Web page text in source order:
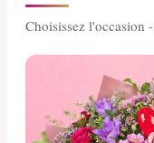
Choisissez l'occasion